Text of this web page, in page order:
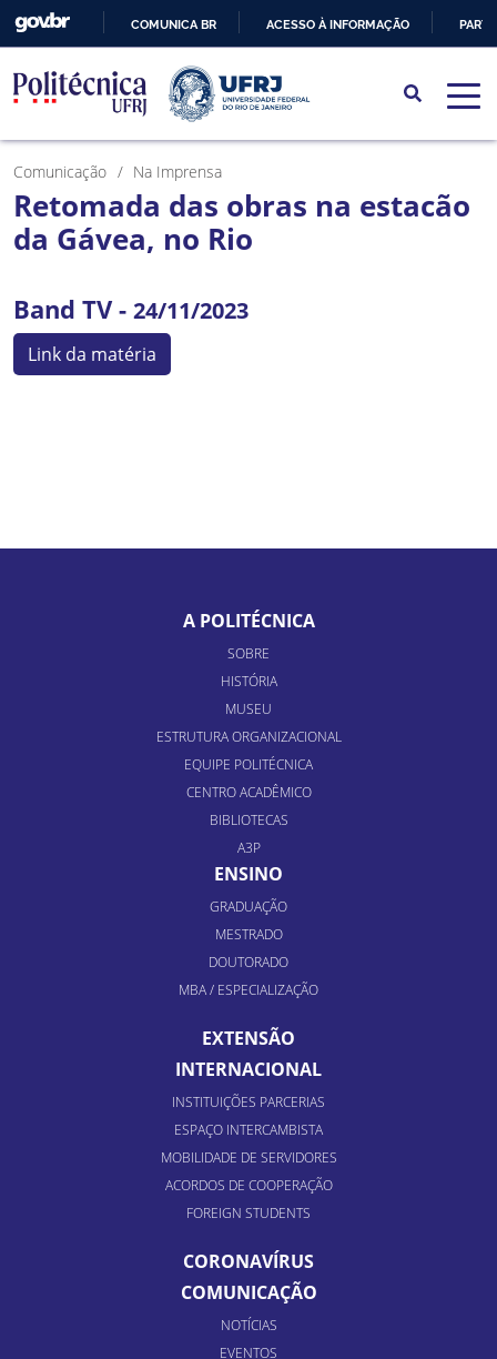
PARA
O
CONTEÚDO
COMUNICA BR ACESSO À INFORMAÇÃO
Comunicação Na Imprensa
Retomada das obras na estacão
da Gávea, no Rio
Band TV - 24/11/2023
Link da matéria
A POLITÉCNICA
SOBRE
HISTÓRIA
MUSEU
ESTRUTURA ORGANIZACIONAL
EQUIPE POLITÉCNICA
CENTRO ACADÊMICO
BIBLIOTECAS
A3P
ENSINO
GRADUAÇÃO
MESTRADO
DOUTORADO
MBA / ESPECIALIZAÇÃO
EXTENSÃO
INTERNACIONAL
INSTITUIÇÕES PARCERIAS
ESPAÇO INTERCAMBISTA
MOBILIDADE DE SERVIDORES
ACORDOS DE COOPERAÇÃO
FOREIGN STUDENTS
CORONAVÍRUS
COMUNICAÇÃO
NOTÍCIAS
EVENTOS